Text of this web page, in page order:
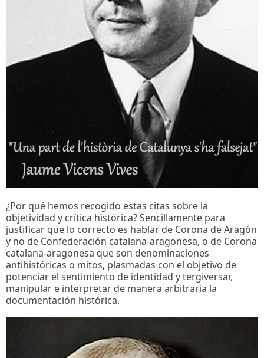
¿Por qué hemos recogido estas citas sobre la
objetividad y crítica histórica? Sencillamente para
justificar que lo correcto es hablar de Corona de Aragón
y no de Confederación catalana-aragonesa, o de Corona
catalana-aragonesa que son denominaciones
antihistóricas o mitos, plasmadas con el objetivo de
potenciar el sentimiento de identidad y tergiversar,
manipular e interpretar de manera arbitraria la
documentación histórica.